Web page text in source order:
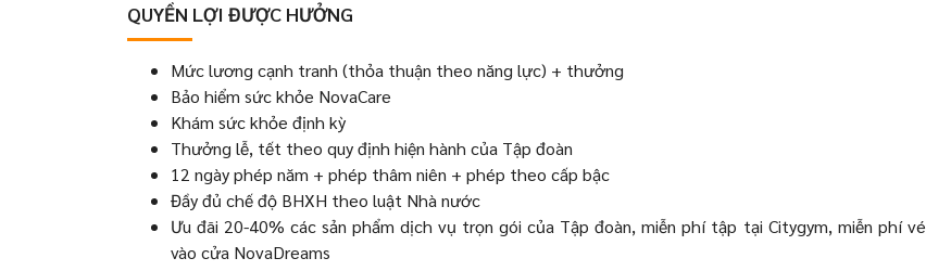
QUYỀN LỢI ĐƯỢC HƯỞNG
Mức lương cạnh tranh (thỏa thuận theo năng lực) + thưởng
Bảo hiểm sức khỏe NovaCare
Khám sức khỏe định kỳ
Thưởng lễ, tết theo quy định hiện hành của Tập đoàn
12 ngày phép năm + phép thâm niên + phép theo cấp bậc
Đầy đủ chế độ BHXH theo luật Nhà nước
Ưu đãi 20-40% các sản phẩm dịch vụ trọn gói của Tập đoàn, miễn phí tập tại Citygym, miễn phí vé
vào cửa NovaDreams